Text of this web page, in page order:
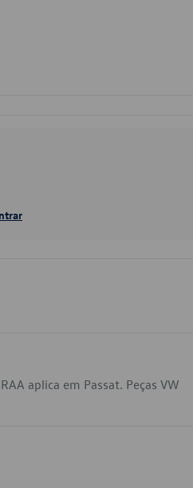
aplica em Passat. Peças VW